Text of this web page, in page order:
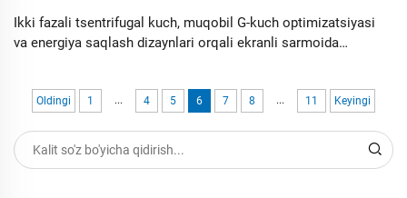
Ikki fazali tsentrifugal kuch, muqobil G-kuch optimizatsiyasi
va energiya saqlash dizaynlari orqali ekranli sarmoida
farmasevtika, ovqat ishlab chiqarish va qayta ishlash
oling.
Oldingi 1 ... 4 5 6 7 8 ... 11 Keyingi